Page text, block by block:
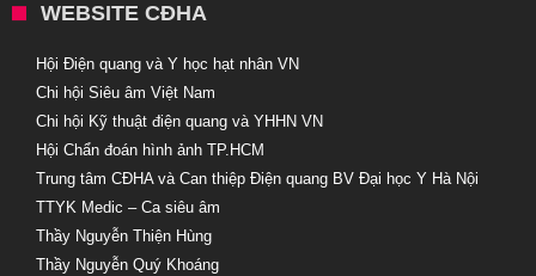
WEBSITE CĐHA
Hội Điện quang và Y học hạt nhân VN
Chi hội Siêu âm Việt Nam
Chi hội Kỹ thuật điện quang và YHHN VN
Hội Chẩn đoán hình ảnh TP.HCM
Trung tâm CĐHA và Can thiệp Điện quang BV Đại học Y Hà Nội
TTYK Medic – Ca siêu âm
Thầy Nguyễn Thiện Hùng
Thầy Nguyễn Quý Khoáng